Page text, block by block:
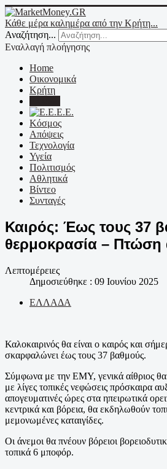
Κάθε μέρα καλημέρα από την Κρήτη...
Αναζήτηση...
Εναλλαγή πλοήγησης
Home
Οικονομικά
Κρήτη
Ε.Ε.
Κόσμος
Απόψεις
Τεχνολογία
Υγεία
Πολιτισμός
Αθλητικά
Βίντεο
Συνταγές
Καιρός: Έως τους 37
θερμοκρασία – Πτώση
Λεπτομέρειες
Δημοσιεύθηκε : 09 Ιουνίου 2025
ΕΛΛΑΔΑ
Καλοκαιρινός θα είναι ο καιρός και
σκαρφαλώνει έως τους 37 βαθμούς.
Σύμφωνα με την ΕΜΥ, γενικά αίθριος θα
με λίγες τοπικές νεφώσεις πρόσκαιρα
απογευματινές ώρες στα ηπειρωτικά
κεντρικά και βόρεια, θα εκδηλωθούν
μεμονωμένες καταιγίδες.
Οι άνεμοι θα πνέουν βόρειοι
τοπικά 6 μποφόρ.